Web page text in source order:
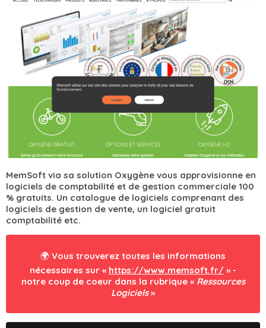
MemSoft via sa solution Oxygène vous approvisionne en
logiciels de comptabilité et de gestion commerciale 100
% gratuits. Un catalogue de logiciels comprenant des
logiciels de gestion de vente, un logiciel gratuit
comptabilité etc.
🌍 Vous trouverez toutes les informations
nécessaires sur « https://www.memsoft.fr/ » -
notre coup de coeur dans la rubrique « Ressources
Logiciels»